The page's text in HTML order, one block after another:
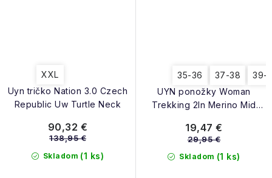
Uyn tričko Nation 3.0 Czech
Republic Uw Turtle Neck
XXL
Skladom (1 ks)
90,32 €
138,95 €
UYN ponožky Woman
Trekking 2In Merino Mid
35-36 37-38 39-
Skladom (1 ks)
19,47 €
29,95 €